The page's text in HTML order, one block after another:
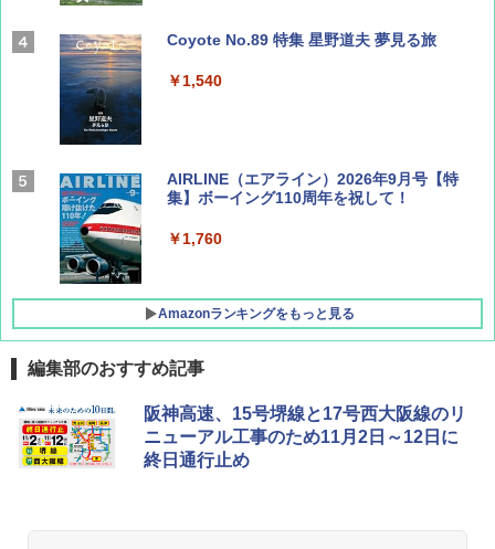
Coyote No.89 特集 星野道夫 夢見る旅
￥1,540
AIRLINE（エアライン）2026年9月号【特
集】ボーイング110周年を祝して！
￥1,760
Amazonランキングをもっと見る
地球の歩き方 スター・ウォーズ
￥2,695
[キャンパーズコレクション 山善] ポップアッ
プテント 傘みたいに広げて畳める パッとサ
ッとサンシェード キューブ フルクローズ メ
ッシュ 簡単設置 ワンタッチテント キャンプ
DEWEL パラソル 大型 ビーチ アウトドアパ
ラソル ガーデン サイトシート付 折りたたみ
防水 UVカット 4段階高さ調整 軽量 収納袋付
き
編集部のおすすめ記事
阪神高速、15号堺線と17号西大阪線のリ
ニューアル工事のため11月2日～12日に
終日通行止め